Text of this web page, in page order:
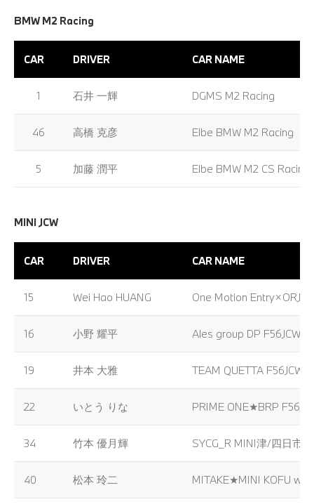
BMW M2 Racing
CAR DRIVER CAR NAME
1 石井 一輝 DGMS M2 Racing
46 高橋 克彦 Elbe BMW M2 Racing
5 加藤 潤平 Elbe BMW M2 CS Racing
MINI JCW
CAR DRIVER CAR NAME
15 Wei Hao HUANG One Motion Entry×ORJ
16 小野 耀平 Ales group DP F56JCW
19 井本 大雅 TEAM QUETTA F56JCW
22 いとう りな PRIME ONE★BRP
34 竹本 優月輝 SYCG_R MINI津/四日市
40 松本 玲二 MITAKE★MINI KOFU with